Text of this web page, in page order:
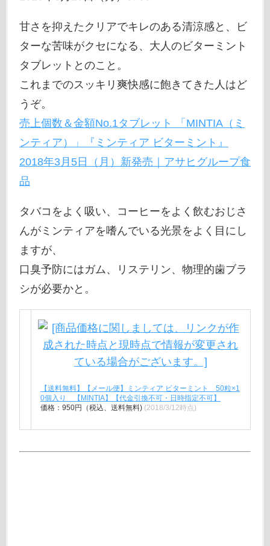
甘さを抑えたクリアでキレのある清涼感と、ビ
ターな苦味がクセになる、大人のビターミント
タブレットとのこと。
これまでのスッキリ爽快感に飽きてきた人はど
うぞ。
売上個数＆金額No.1タブレット 「MINTIA（ミ
ンティア）」『ミンティア ビターミント』
2018年3月5日（月）新発売｜アサヒグループ食
品
タバコをよく吸い、コーヒーをよく飲むおじさ
んがミンティアを嗜んでいる光景をよく目にし
ますが、
口臭予防にはガム、リステリン、物理的歯ブラ
シが必要かと。
【送料無料】【メール便】ミンティア ビターミント 50粒×1
0個入り 【MINTIA】【代金引換不可・日時指定不可】
価格：950円（税込、送料無料) (2018/3/12時点)